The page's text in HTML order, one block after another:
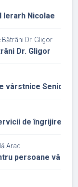
Ierarh Nicolae
Dr. Gligor
Dr. Gligor
vârstnice Senior
de îngrijire și
Arad
persoane